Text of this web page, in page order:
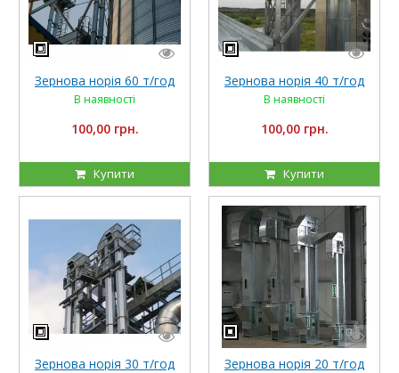
Зернова норія 60 т/год
В наявності
100,00 грн.
Купити
Зернова норія 40 т/год
В наявності
100,00 грн.
Купити
Зернова норія 30 т/год Зернова норія 20 т/год